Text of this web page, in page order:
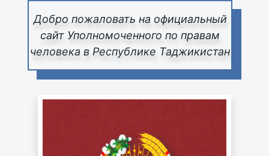
Добро пожаловать на официальный
сайт Уполномоченного по правам
человека в Республике Таджикистан